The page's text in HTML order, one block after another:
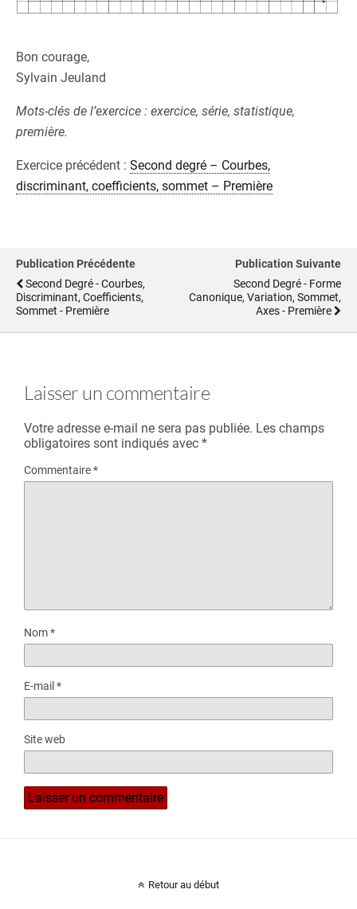
Bon courage,
Sylvain Jeuland
Mots-clés de l’exercice : exercice, série, statistique,
première.
Exercice précédent : Second degré – Courbes,
discriminant, coefficients, sommet – Première
Publication Précédente
Second Degré - Courbes,
Discriminant, Coefficients,
Sommet - Première
Publication Suivante
Second Degré - Forme
Canonique, Variation, Sommet,
Axes - Première
Laisser un commentaire
Votre adresse e-mail ne sera pas publiée. Les champs
obligatoires sont indiqués avec *
Commentaire*
Nom*
E-mail *
Site web
Retour au début